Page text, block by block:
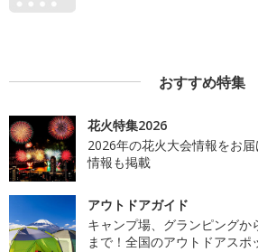
おすすめ特集
花火特集2026
2026年の花火大会情報をお
情報も掲載
アウトドアガイド
キャンプ場、グランピングか
まで！全国のアウトドアスポ